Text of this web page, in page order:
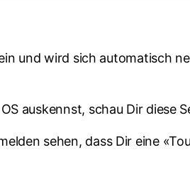
und wird sich automatisch
auskennst, schau Dir diese
sehen, dass Dir eine